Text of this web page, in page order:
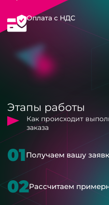
Оплата с НДС
Этапы работы
Как происходит
заказа
01Получаем вашу
02Рассчитаем